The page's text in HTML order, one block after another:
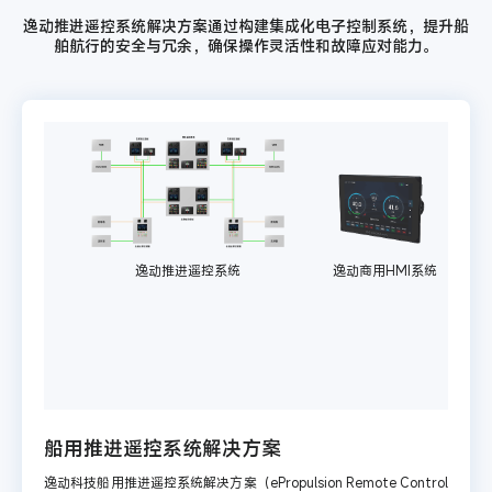
逸动推进遥控系统解决方案通过构建集成化电子控制系统，提升船
舶航行的安全与冗余，确保操作灵活性和故障应对能力。
逸动推进遥控系统 逸动商用HMI系统
船用推进遥控系统解决方案
逸动科技船用推进遥控系统解决方案（ePropulsion Remote Control